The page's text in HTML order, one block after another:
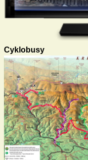
Cyklobusy